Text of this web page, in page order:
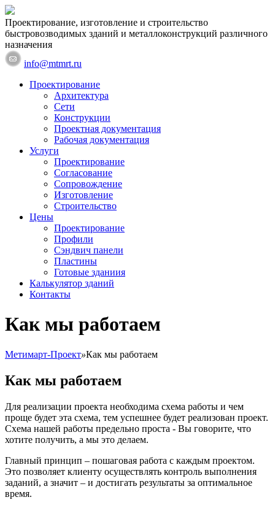
Проектирование, изготовление и строительство
быстровозводимых зданий и металлоконструкций различного
назначения
info@mtmrt.ru
Проектирование
Архитектура
Сети
Конструкции
Проектная документация
Рабочая документация
Услуги
Проектирование
Согласование
Сопровождение
Изготовление
Строительство
Цены
Проектирование
Профили
Сэндвич панели
Пластины
Готовые зданиия
Калькулятор зданий
Контакты
Как мы работаем
Метимарт-Проект»Как мы работаем
Как мы работаем
Для реализации проекта необходима схема работы и чем
проще будет эта схема, тем успешнее будет реализован проект.
Схема нашей работы предельно проста - Вы говорите, что
хотите получить, а мы это делаем.
Главный принцип – пошаговая работа с каждым проектом.
Это позволяет клиенту осуществлять контроль выполнения
заданий, а значит – и достигать результаты за оптимальное
время.